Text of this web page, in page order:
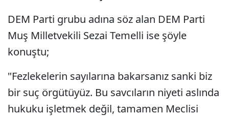
DEM Parti grubu adına söz alan DEM Parti
Muş Milletvekili Sezai Temelli ise şöyle
konuştu;
"Fezlekelerin sayılarına bakarsanız sanki biz
bir suç örgütüyüz. Bu savcıların niyeti aslında
hukuku işletmek değil, tamamen Meclisi